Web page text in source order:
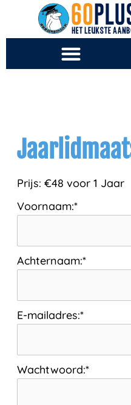
de
Prijs: €48 voor 1 Jaar
Voornaam:*
Achternaam:*
E-mailadres:*
Wachtwoord:*